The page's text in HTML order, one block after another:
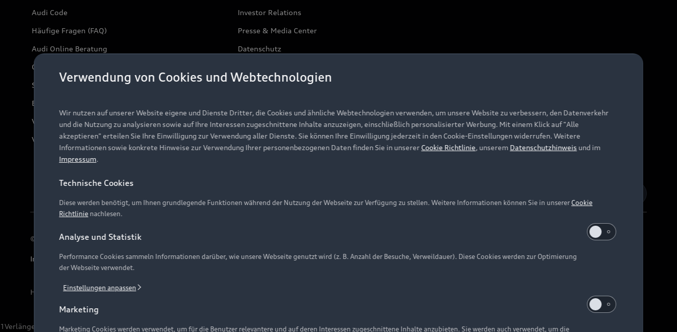
Verwendung von Cookies und Webtechnologien
Wir nutzen auf unserer Website eigene und Dienste Dritter, die Cookies und ähnliche Webtechnologien verwenden, um unsere Website zu verbessern, den Datenverkehr
und die Nutzung zu analysieren sowie auf Ihre Interessen zugeschnittene Inhalte anzuzeigen, einschließlich personalisierter Werbung. Mit einem Klick auf "Alle
akzeptieren" erteilen Sie Ihre Einwilligung zur Verwendung aller Dienste. Sie können Ihre Einwilligung jederzeit in den Cookie-Einstellungen widerrufen. Weitere
Informationen sowie konkrete Hinweise zur Verwendung Ihrer personenbezogenen Daten finden Sie in unserer Cookie Richtlinie, unserem Datenschutzhinweis und im
Impressum.
Technische Cookies
Diese werden benötigt, um Ihnen grundlegende Funktionen während der Nutzung der Webseite zur Verfügung zu stellen. Weitere Informationen können Sie in unsererCookie
Richtlinie nachlesen.
Analyse und Statistik
Performance Cookies sammeln Informationen darüber, wie unsere Webseite genutzt wird (z. B. Anzahl der Besuche, Verweildauer). Diese Cookies werden zur Optimierung
der Webseite verwendet.
Einstellungen anpassen
Marketing
Marketing Cookies werden verwendet, um für die Benutzer relevantere und auf deren Interessen zugeschnittene Inhalte anzubieten. Sie werden auch verwendet, um die
Audi Code
Häufige Fragen (FAQ)
Audi Online Beratung
Online-Terminvereinbarung
Servicekontakt
Bordbuch & Bedienungsanleitungen
Verträge kündigen
Vertrag widerrufen
Investor Relations
Presse & Media Center
Datenschutz
© 2026 AUDI AG. Alle Rechte vorbehalten
Impressum Rechtliches Hinweisgebersystem Datenschutzinformation Cookie-Einstellungen Cookie-Richtlinie Barrierefreiheit Digital Services Act
Hinweis: Die aktuelle Darstellung und Anordnung der Embleme am Fahrzeug bei allen Abbildungen auf dieser Webseite kann abweichen.
1Verlängerung vorbehalten.